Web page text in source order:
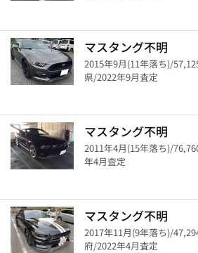
マスタング不明
2015年9月(11年落ち)/
県/2022年9月査定
マスタング不明
2011年4月(15年落ち)/
年4月査定
マスタング不明
2017年11月(9年落ち)/
府/2022年4月査定